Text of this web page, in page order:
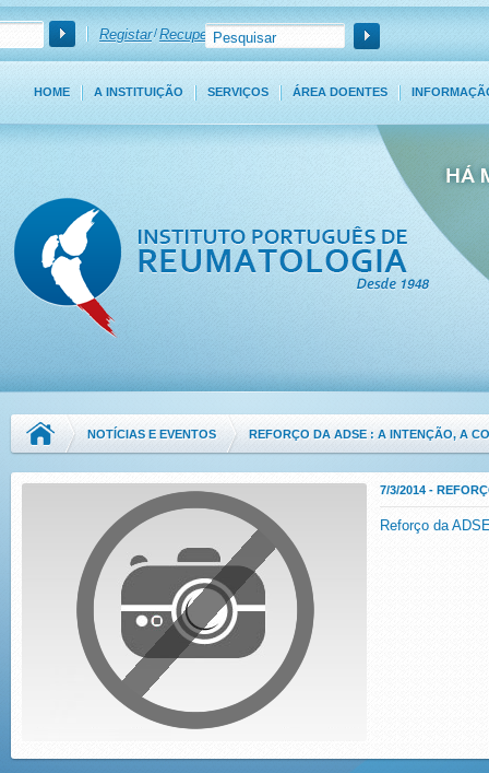
Registar/Recuperar Password
HOME A INSTITUIÇÃO SERVIÇOS ÁREA DOENTES
NOTÍCIAS E EVENTOS REFORÇO DA ADSE : A INTENÇÃO, A
7/3/2014 -
Reforço da